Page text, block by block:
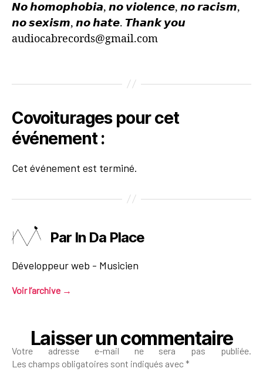
𝙉𝙤 𝙝𝙤𝙢𝙤𝙥𝙝𝙤𝙗𝙞𝙖, 𝙣𝙤 𝙫𝙞𝙤𝙡𝙚𝙣𝙘𝙚, 𝙣𝙤 𝙧𝙖𝙘𝙞𝙨𝙢,
𝙣𝙤 𝙨𝙚𝙭𝙞𝙨𝙢, 𝙣𝙤 𝙝𝙖𝙩𝙚. 𝙏𝙝𝙖𝙣𝙠 𝙮𝙤𝙪
audiocabrecords@gmail.com
Covoiturages pour cet
événement :
Cet événement est terminé.
Par In Da Place
Développeur web - Musicien
Voir l’archive →
Laisser un commentaire
Votre adresse e-mail ne sera pas publiée.
Les champs obligatoires sont indiqués avec*